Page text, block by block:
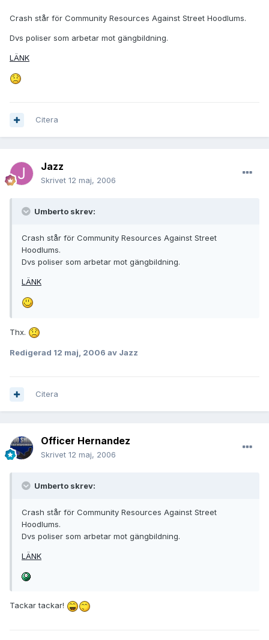
Crash står för Community Resources Against Street Hoodlums.
Dvs poliser som arbetar mot gängbildning.
LÄNK
Citera
Jazz
Skrivet 12 maj, 2006
Umberto skrev:
Crash står för Community Resources Against Street
Hoodlums.
Dvs poliser som arbetar mot gängbildning.
LÄNK
Thx.
Redigerad 12 maj, 2006 av Jazz
Citera
Officer Hernandez
Skrivet 12 maj, 2006
Umberto skrev:
Crash står för Community Resources Against Street
Hoodlums.
Dvs poliser som arbetar mot gängbildning.
LÄNK
Tackar tackar!